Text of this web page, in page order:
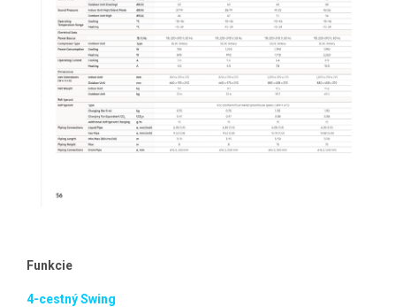
Funkcie
4-cestný Swing